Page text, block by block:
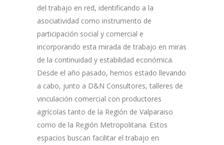
del trabajo en red, identificando a la
asociatividad como instrumento de
participación social y comercial e
incorporando esta mirada de trabajo en miras
de la continuidad y estabilidad económica.
Desde el año pasado, hemos estado llevando
a cabo, junto a D&N Consultores, talleres de
vinculación comercial con productores
agrícolas tanto de la Región de Valparaiso
como de la Región Metropolitana. Estos
espacios buscan facilitar el trabajo en